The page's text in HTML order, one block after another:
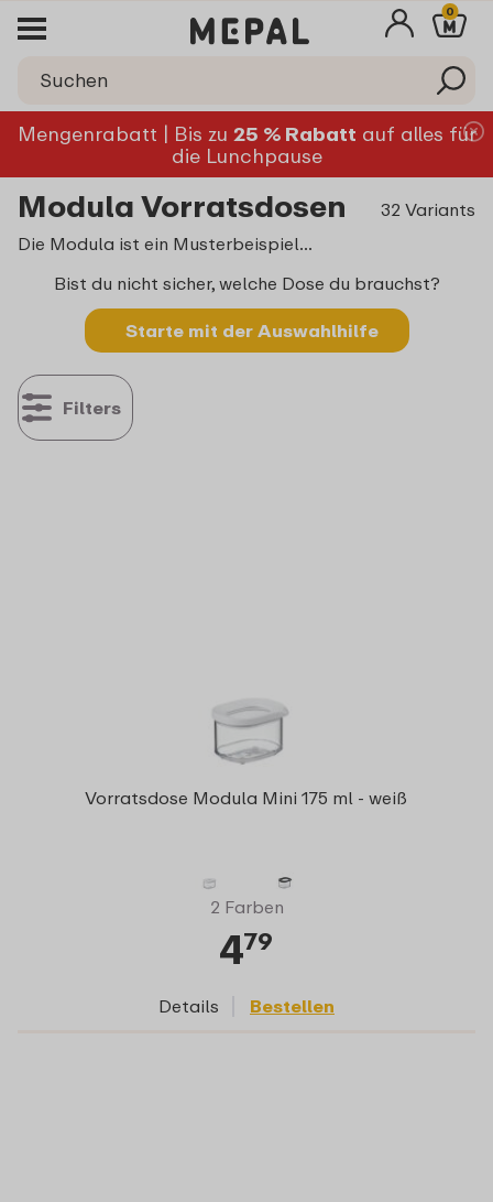
0
Mengenrabatt | Bis zu 25 % Rabatt auf alles für
die Lunchpause
Modula Vorratsdosen
32 Variants
Die Modula ist ein Musterbeispiel für funktionales Design: Denn durch den transparenten Deckel sieht man auf einen Blick, wieviel Mehl, Reis oder Müsli man noch auf Vorrat hat. Ob für Familien- oder Single-Haushalte, kleine oder große Küchen: Die Modula sorgt immer für Ordnung und Überblick in der Küche.
Bist du nicht sicher, welche Dose du brauchst?
Starte mit der Auswahlhilfe
Filters
Vorratsdose Modula Mini 175 ml - weiß
2 Farben
479
Details Bestellen